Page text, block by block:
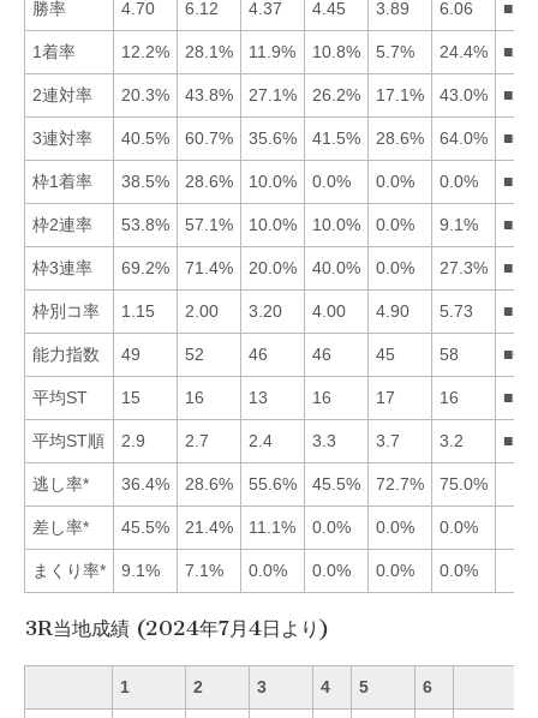
勝率 4.70 6.12 4.37 4.45 3.89 6.06
1着率 12.2% 28.1% 11.9% 10.8% 5.7% 24.4%
2連対率 20.3% 43.8% 27.1% 26.2% 17.1% 43.0%
3連対率 40.5% 60.7% 35.6% 41.5% 28.6% 64.0%
枠1着率 38.5% 28.6% 10.0% 0.0% 0.0% 0.0%
枠2連率 53.8% 57.1% 10.0% 10.0% 0.0% 9.1%
枠3連率 69.2% 71.4% 20.0% 40.0% 0.0% 27.3%
枠別コ率 1.15 2.00 3.20 4.00 4.90 5.73
能力指数 49 52 46 46 45 58
平均ST 15 16 13 16 17 16
平均ST順 2.9 2.7 2.4 3.3 3.7 3.2
逃し率* 36.4% 28.6% 55.6% 45.5% 72.7% 75.0%
差し率* 45.5% 21.4% 11.1% 0.0% 0.0% 0.0%
まくり率* 9.1% 7.1% 0.0% 0.0% 0.0% 0.0%
3R当地成績 (2024年7月4日より)
1 2 3 4 5 6